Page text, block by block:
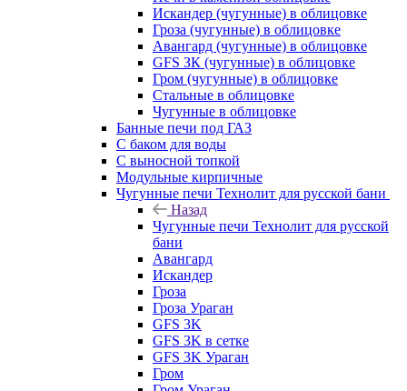
Искандер (чугунные) в облицовке
Гроза (чугунные) в облицовке
Авангард (чугунные) в облицовке
GFS ЗК (чугунные) в облицовке
Гром (чугунные) в облицовке
Стальные в облицовке
Чугунные в облицовке
Банные печи под ГАЗ
С баком для воды
С выносной топкой
Модульные кирпичные
Чугунные печи Технолит для русской бани
Назад
Чугунные печи Технолит для русской
бани
Авангард
Искандер
Гроза
Гроза Ураган
GFS 3K
GFS 3K в сетке
GFS 3K Ураган
Гром